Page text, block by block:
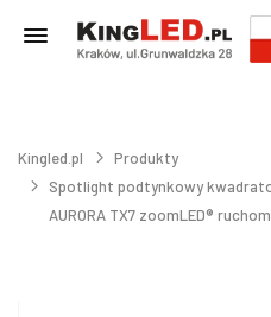
Kingled.pl
Produkty
Spotlight podtynkowy
AURORA TX7 zoomLED®